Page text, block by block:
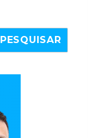
PESQUISAR